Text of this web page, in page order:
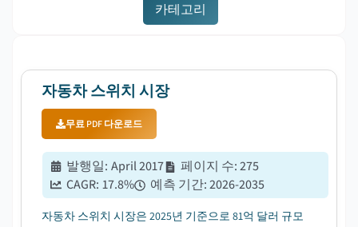
카테고리
자동차 스위치 시장
무료 PDF 다운로드
발행일: April 2017 페이지 수:275
CAGR: 17.8% 예측 기간:2026-2035
자동차 스위치 시장은 2025년 기준으로 81억 달러 규모